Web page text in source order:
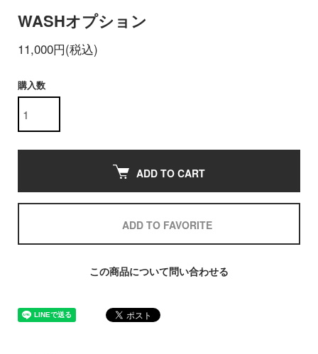
WASHオプション
11,000円(税込)
購入数
ADD TO CART
ADD TO FAVORITE
この商品について問い合わせる